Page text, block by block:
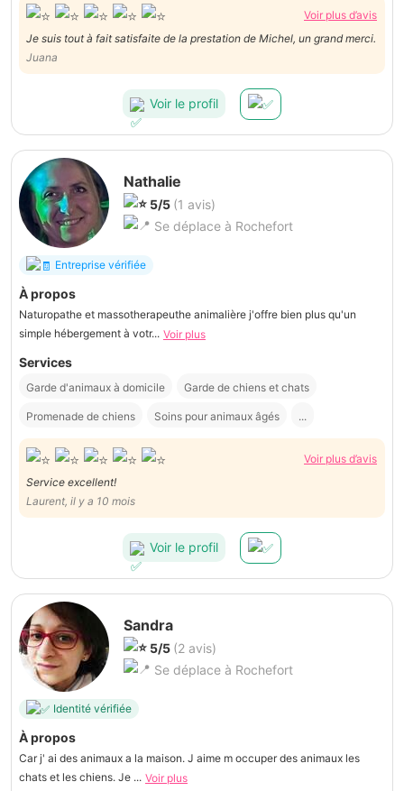
Voir plus d’avis
Je suis tout à fait satisfaite de la prestation de Michel, un grand merci.
Juana
Voir le profil
Nathalie
5/5 (1 avis)
Se déplace à Rochefort
Entreprise vérifiée
À propos
Naturopathe et massotherapeuthe animalière j'offre bien plus qu'un
simple hébergement à votr... Voir plus
Services
Garde d'animaux à domicile Garde de chiens et chats
Promenade de chiens Soins pour animaux âgés ...
Voir plus d’avis
Service excellent!
Laurent, il y a 10 mois
Voir le profil
Sandra
5/5 (2 avis)
Se déplace à Rochefort
Identité vérifiée
À propos
Car j' ai des animaux a la maison. J aime m occuper des animaux les
chats et les chiens. Je ... Voir plus